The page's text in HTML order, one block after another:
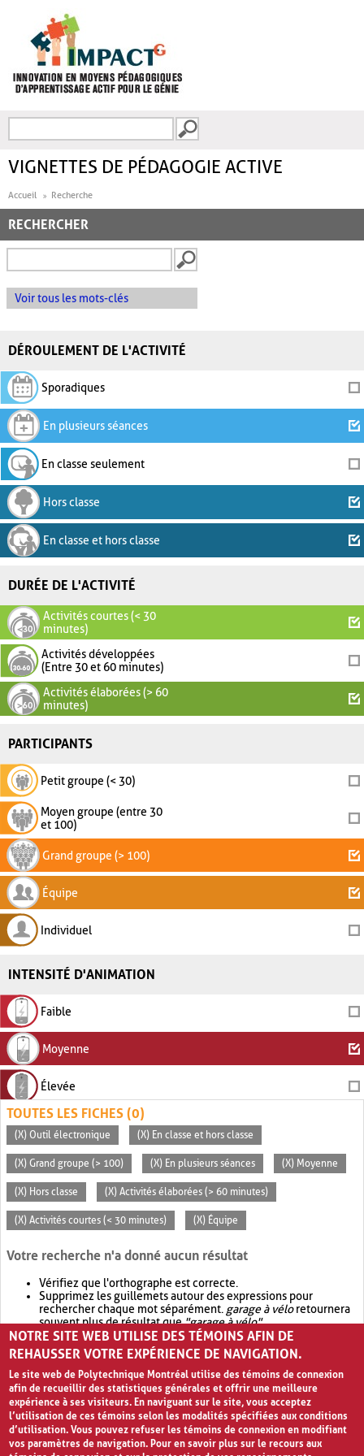
FORMULAIRE DE
VIGNETTES DE PÉDAGOGIE ACTIVE
Accueil Recherche
RECHERCHER
Voir tous les mots-clés
DÉROULEMENT DE L'ACTIVITÉ
Sporadiques
En plusieurs séances
En classe seulement
Hors classe
En classe et hors classe
DURÉE DE L'ACTIVITÉ
Activités courtes (< 30
minutes)
Activités développées
(Entre 30 et 60 minutes)
Activités élaborées (> 60
minutes)
PARTICIPANTS
Petit groupe (< 30)
Moyen groupe (entre 30
et 100)
Grand groupe (> 100)
Équipe
Individuel
INTENSITÉ D'ANIMATION
Faible
Moyenne
Élevée
TOUTES LES FICHES (0)
(X) Outil électronique (X) En classe et hors classe
(X) Grand groupe (> 100) (X) En plusieurs séances (X) Moyenne
(X) Hors classe (X) Activités élaborées (> 60 minutes)
(X) Activités courtes (< 30 minutes) (X) Équipe
Votre recherche n'a donné aucun résultat
Vérifiez que l'orthographe est correcte.
Supprimez les guillemets autour des expressions pour
rechercher chaque mot séparément. garage à véloretournera
souvent plus de résultat que"garage à vélo".
Envisagez d'élargir votre recherche avec OR.garage OR vélo
retournera souvent plus de résultat quegarage à vélo
NOTRE SITE WEB UTILISE DES TÉMOINS AFIN DE
REHAUSSER VOTRE EXPÉRIENCE DE NAVIGATION.
Le site web de Polytechnique Montréal utilise des témoins de connexion
afin de recueillir des statistiques générales et offrir une meilleure
expérience à ses visiteurs. En naviguant sur le site, vous acceptez
l’utilisation de ces témoins selon les modalités spécifiées aux conditions
d’utilisation. Vous pouvez refuser les témoins de connexion en modifiant
vos paramètres de navigation. Pour en savoir plus sur le recours aux